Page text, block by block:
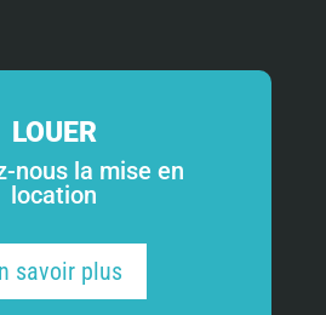
LOUER
nous la mise en
location
savoir plus